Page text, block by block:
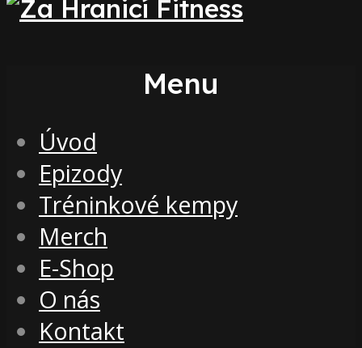
Menu
Úvod
Epizody
Tréninkové kempy
Merch
E-Shop
O nás
Kontakt